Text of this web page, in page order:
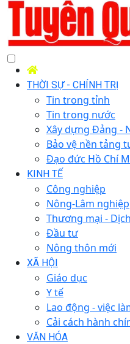
THỜI SỰ - CHÍNH TRỊ
Tin trong tỉnh
Tin trong nước
Xây dựng Đảng -
Bảo vệ nền tảng
Đạo đức Hồ Chí
KINH TẾ
Công nghiệp
Nông-Lâm nghiệp
Thương mại -
Đầu tư
Nông thôn mới
XÃ HỘI
Giáo dục
Y tế
Lao động - việc
Cải cách hành
VĂN HÓA